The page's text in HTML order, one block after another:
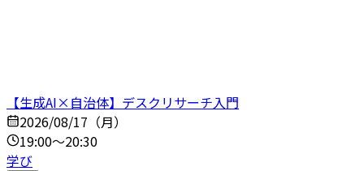
【生成AI×自治体】デスクリサーチ入門
2026/08/17（月）
19:00～20:30
学び